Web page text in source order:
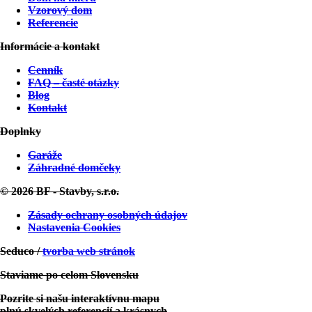
Horná Potôň :Projekt Individuálny
Zobraziť projekt
Kostice u Břeclavy – ČR:Projekt Individuálny
Vzorový dom
Referencie
Informácie a kontakt
Cenník
FAQ – časté otázky
Blog
Kontakt
Doplnky
Garáže
Záhradné domčeky
© 2026 BF - Stavby, s.r.o.
Zásady ochrany osobných údajov
Nastavenia Cookies
Seduco /tvorba web stránok
Staviame po celom Slovensku
Pozrite si našu interaktívnu mapu